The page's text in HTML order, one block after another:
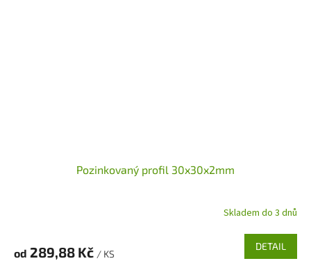
Pozinkovaný profil 30x30x2mm
Skladem do 3 dnů
od 289,88 Kč / KS
DETAIL